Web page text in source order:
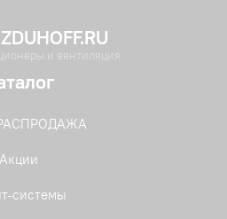
и вентиляция
Акции
системы